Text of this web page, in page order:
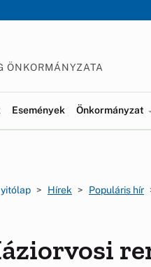
ÖNKORMÁNYZATA
Események Önkormányzat
Hírek Populáris hír